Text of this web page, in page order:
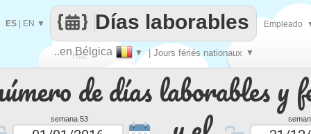
de días laborables y
semana 53
Haz
que
..en Bélgica ▼ | Jours fériés nationaux ▼
Días laborables
ES EN ▼ Empleado